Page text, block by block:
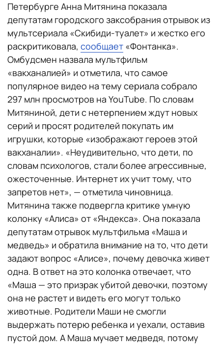
Петербурге Анна Митянина показала
депутатам городского заксобрания отрывок из
мультсериала «Скибиди-туалет» и жестко его
раскритиковала, сообщает «Фонтанка».
Омбудсмен назвала мультфильм
«вакханалией» и отметила, что самое
популярное видео на тему сериала собрало
297 млн просмотров на YouTube. По словам
Митяниной, дети с нетерпением ждут новых
серий и просят родителей покупать им
игрушки, которые «изображают героев этой
вакханалии». «Неудивительно, что дети, по
словам психологов, стали более агрессивные,
ожесточенные. Интернет их учит тому, что
запретов нет», — отметила чиновница.
Митянина также подвергла критике умную
колонку «Алиса» от «Яндекса». Она показала
депутатам отрывок мультфильма «Маша и
медведь» и обратила внимание на то, что дети
задают вопрос «Алисе», почему девочка живет
одна. В ответ на это колонка отвечает, что
«Маша — это призрак убитой девочки, поэтому
она не растет и видеть его могут только
животные. Родители Маши не смогли
выдержать потерю ребенка и уехали, оставив
пустой дом. А Маша мучает медведя, потому